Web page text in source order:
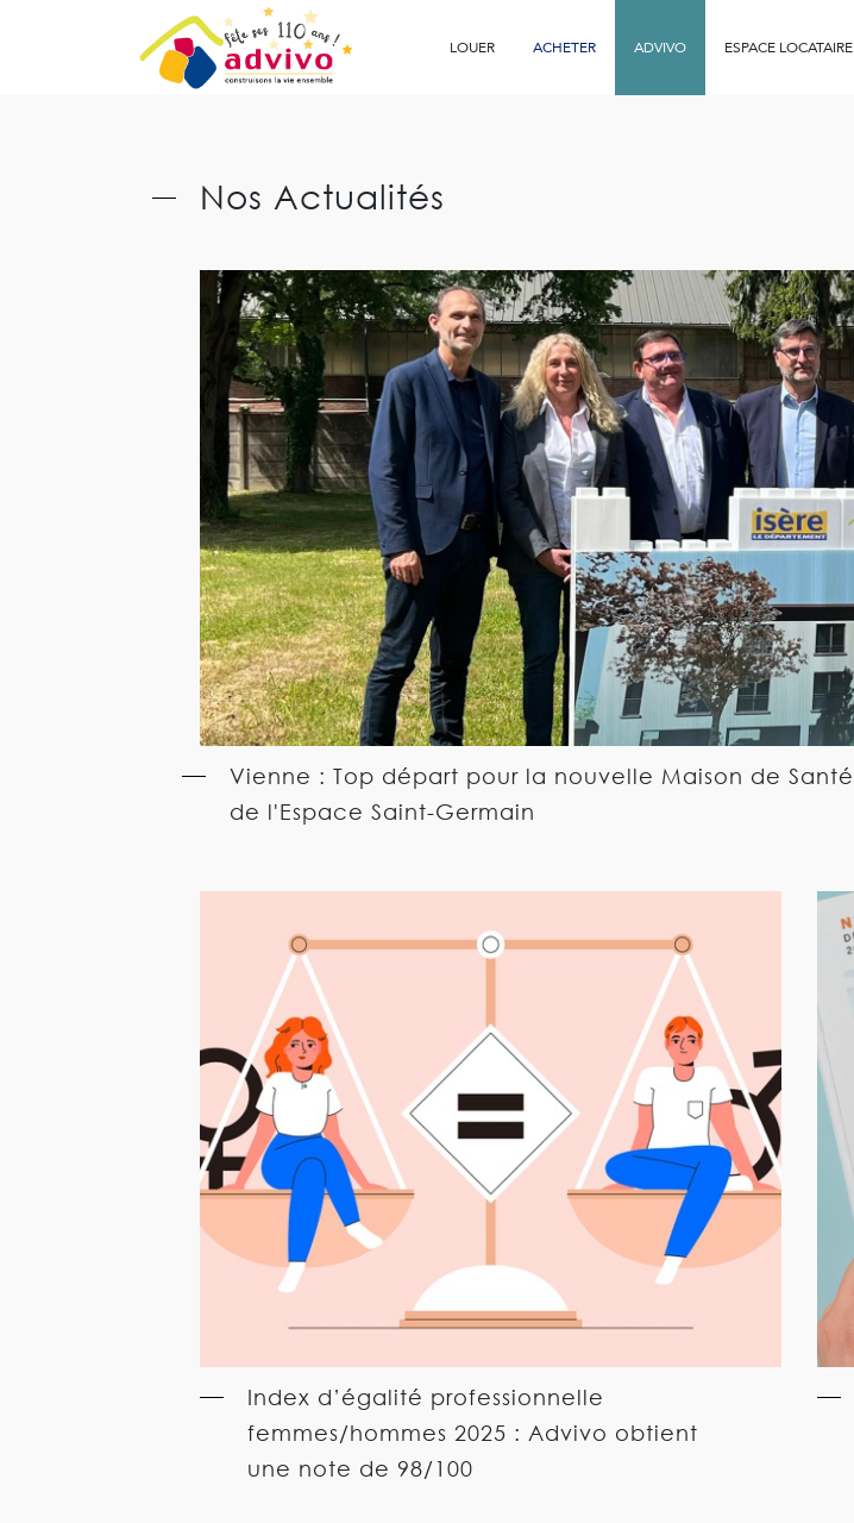
LOUER ACHETER ADVIVO ESPACE LOCATAIRE
Nos Actualités
Vienne : Top départ pour la nouvelle Maison de Santé
de l'Espace Saint-Germain
Index d’égalité professionnelle
femmes/hommes 2025 : Advivo obtient
une note de 98/100